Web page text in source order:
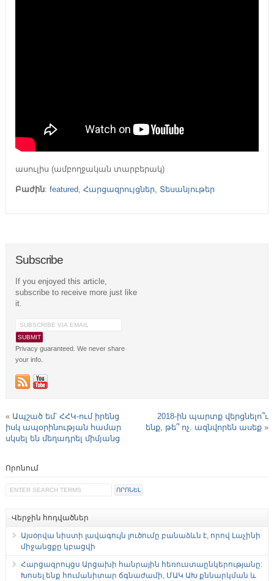
ասուլիս (ամբողջական տարբերակ)
Բաժին: featured, Հարցազրույցներ, Տեսանյութեր
Subscribe
If you enjoyed this article,
subscribe to receive more just like
it.
Privacy guaranteed. We never share
your info.
« Ապշած եմ՝ ՀՀԿ-ում իրենց
իսկ ապօրինության համար
սկսել են մեղադրել միմյանց
2018-ին պարտք վերցնելո՞ւ
ենք, թե՞ ոչ. ազնվորեն ասեք »
Որոնում
Վերջին հոդվածներ
Այսօրվա նիստի լավագույն լուծումը բանաձևն է, որով Լաչինի
միջանցքը կբացվի
Հարցազրույցս Արցախի հանրային հեռուստաընկերությանը:
Խոսել ենք հումանիտար ճգնաժամի, ՄԱԿ ԱԽ քննարկման և